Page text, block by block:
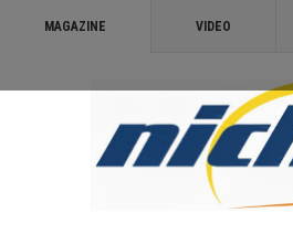
MAGAZINE VIDEO